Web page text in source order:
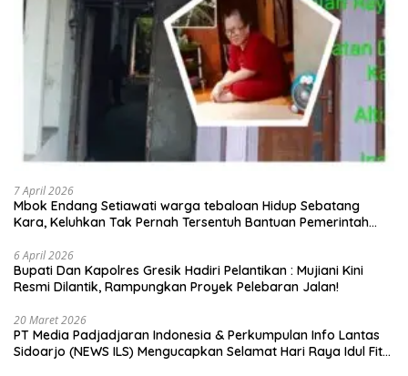
7 April 2026
Mbok Endang Setiawati warga tebaloan Hidup Sebatang
Kara, Keluhkan Tak Pernah Tersentuh Bantuan Pemerintah
6 April 2026
​Bupati Dan Kapolres Gresik Hadiri Pelantikan : Mujiani Kini
Resmi Dilantik, Rampungkan Proyek Pelebaran Jalan!
20 Maret 2026
PT Media Padjadjaran Indonesia & Perkumpulan Info Lantas
Sidoarjo (NEWS ILS) Mengucapkan Selamat Hari Raya Idul Fitri